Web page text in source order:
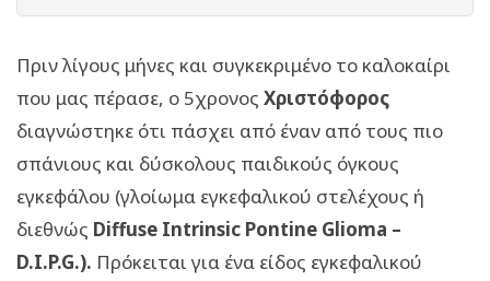
Πριν λίγους μήνες και συγκεκριμένο το καλοκαίρι
που μας πέρασε, ο 5χρονος Χριστόφορος
διαγνώστηκε ότι πάσχει από έναν από τους πιο
σπάνιους και δύσκολους παιδικούς όγκους
εγκεφάλου (γλοίωμα εγκεφαλικού στελέχους ή
διεθνώς Diffuse Intrinsic Pontine Glioma –
D.I.P.G.). Πρόκειται για ένα είδος εγκεφαλικού